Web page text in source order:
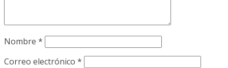
Nombre *
Correo electrónico *